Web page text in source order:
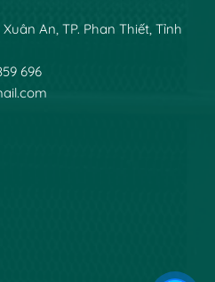
An, TP. Phan Thiết, Tỉnh
696